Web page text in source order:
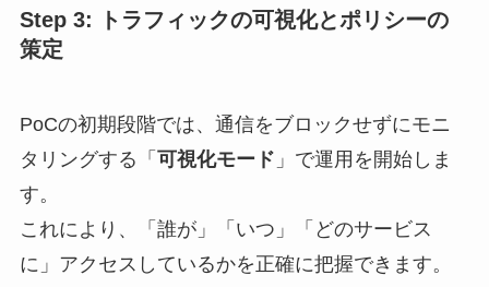
Step 3: トラフィックの可視化とポリシーの
策定
PoCの初期段階では、通信をブロックせずにモニ
タリングする「 可視化モード 」で運用を開始しま
す。
これにより、「誰が」「いつ」「どのサービス
に」アクセスしているかを正確に把握できます。